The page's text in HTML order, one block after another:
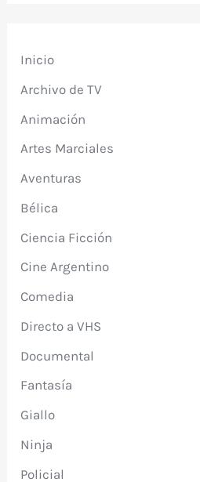
Inicio
Archivo de TV
Animación
Artes Marciales
Aventuras
Bélica
Ciencia Ficción
Cine Argentino
Comedia
Directo a VHS
Documental
Fantasía
Giallo
Ninja
Policial